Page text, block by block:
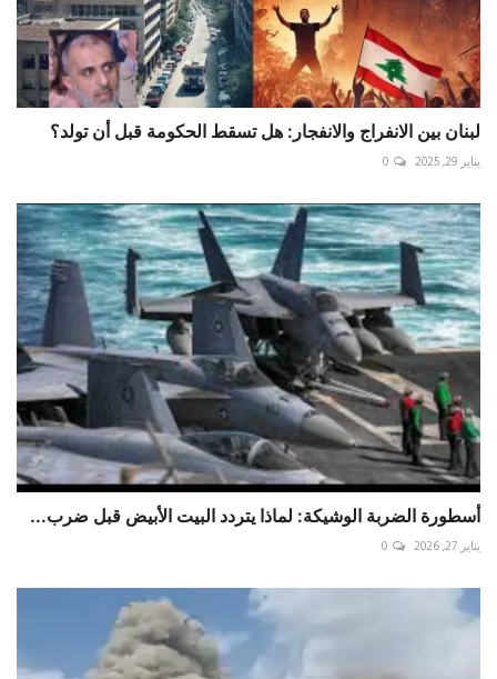
لبنان بين الانفراج والانفجار: هل تسقط الحكومة قبل أن تولد؟
يناير 29, 2025 0
أسطورة الضربة الوشيكة: لماذا يتردد البيت الأبيض قبل ضرب...
يناير 27, 2026 0